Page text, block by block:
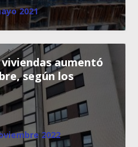
2021
aumentó
según los
2022